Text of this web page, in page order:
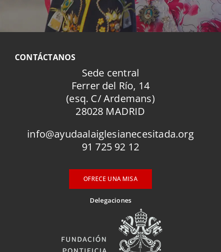
CONTÁCTANOS
Sede central
Ferrer del Río, 14
(esq. C/ Ardemans)
28028 MADRID
info@ayudaalaiglesianecesitada.org
91 725 92 12
OFRECE UNA MISA
Delegaciones